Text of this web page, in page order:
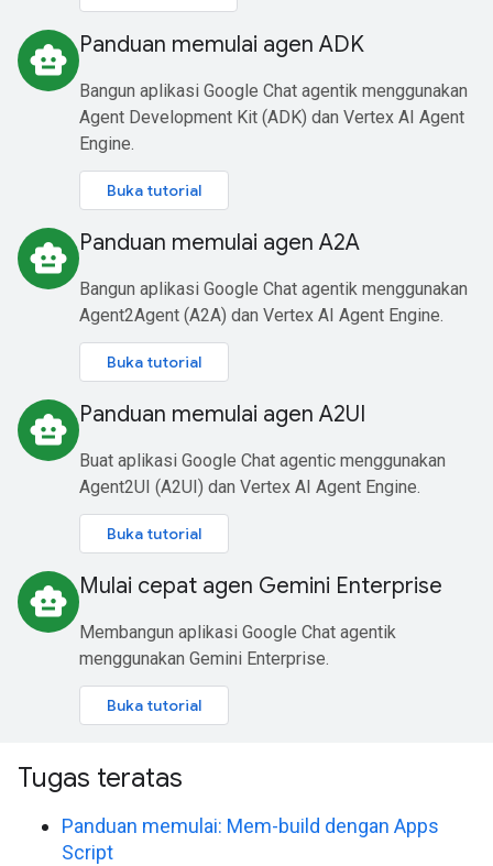
smart_toy Panduan memulai agen ADK
Bangun aplikasi Google Chat agentik menggunakan
Agent Development Kit (ADK) dan Vertex AI Agent
Engine.
Buka tutorial
smart_toy Panduan memulai agen A2A
Bangun aplikasi Google Chat agentik menggunakan
Agent2Agent (A2A) dan Vertex AI Agent Engine.
Buka tutorial
smart_toy Panduan memulai agen A2UI
Buat aplikasi Google Chat agentic menggunakan
Agent2UI (A2UI) dan Vertex AI Agent Engine.
Buka tutorial
smart_toy Mulai cepat agen Gemini Enterprise
Membangun aplikasi Google Chat agentik
menggunakan Gemini Enterprise.
Buka tutorial
Tugas teratas
Panduan memulai: Mem-build dengan Apps
Script